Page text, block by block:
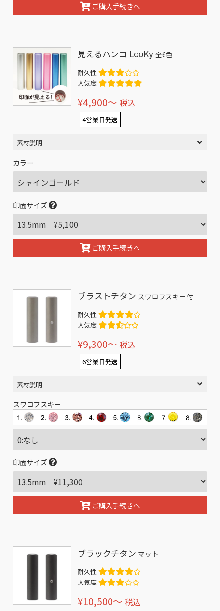
ご購入手続きへ
見えるハンコ LooKy全6色
耐久性
人気度
¥4,900〜 税込
4営業日発送
素材説明
カラー
印面サイズ
ご購入手続きへ
ブラストチタン スワロフスキー付
耐久性
人気度
¥9,300〜 税込
6営業日発送
素材説明
スワロフスキー
印面サイズ
ご購入手続きへ
ブラックチタン マット
耐久性
人気度
¥10,500〜 税込